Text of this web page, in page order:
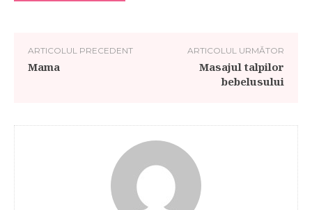
ARTICOLUL PRECEDENT
Mama
ARTICOLUL URMĂTOR
Masajul talpilor
bebelusului